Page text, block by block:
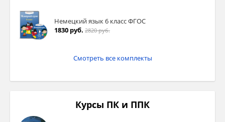
Немецкий язык 6 класс ФГОС
1830 руб. 2820 руб.
Смотреть все комплекты
Курсы ПК и ППК